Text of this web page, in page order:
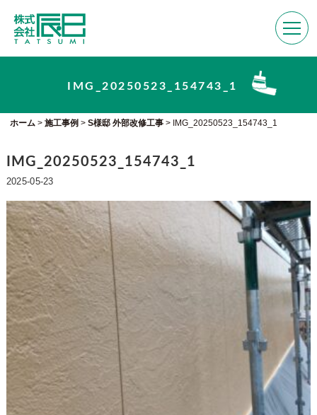
IMG_20250523_154743_1
ホーム> 施工事例 > S様邸 外部改修工事> IMG_20250523_154743_1
IMG_20250523_154743_1
2025-05-23